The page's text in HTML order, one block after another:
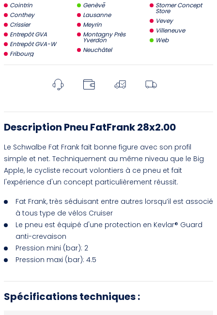
Cointrin
Conthey
Crissier
Entrepôt GVA
Entrepôt GVA-W
Fribourg
Genève
Lausanne
Meyrin
Montagny Près
Yverdon
Neuchâtel
Stomer Concept
Store
Vevey
Villeneuve
Web
Description Pneu FatFrank 28x2.00
Le Schwalbe Fat Frank fait bonne figure avec son profil
simple et net. Techniquement au même niveau que le Big
Apple, le cycliste recourt volontiers à ce pneu et fait
l'expérience d'un concept particulièrement réussit.
Fat Frank, très séduisant entre autres lorsqu’il est associé
à tous type de vélos Cruiser
Le pneu est équipé d'une protection en Kevlar® Guard
anti-crevaison
Pression mini (bar): 2
Pression maxi (bar): 4.5
Spécifications techniques :